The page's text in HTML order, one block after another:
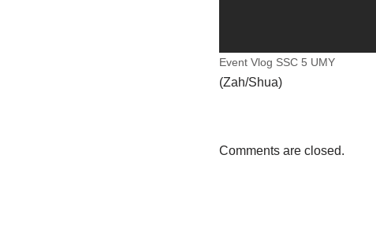
Event Vlog SSC 5 UMY
(Zah/Shua)
Comments are closed.